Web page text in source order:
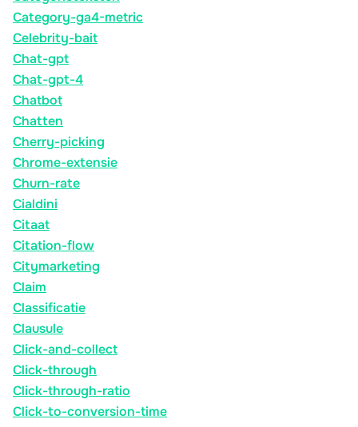
Category-ga4-metric
Celebrity-bait
Chat-gpt
Chat-gpt-4
Chatbot
Chatten
Cherry-picking
Chrome-extensie
Churn-rate
Cialdini
Citaat
Citation-flow
Citymarketing
Claim
Classificatie
Clausule
Click-and-collect
Click-through
Click-through-ratio
Click-to-conversion-time